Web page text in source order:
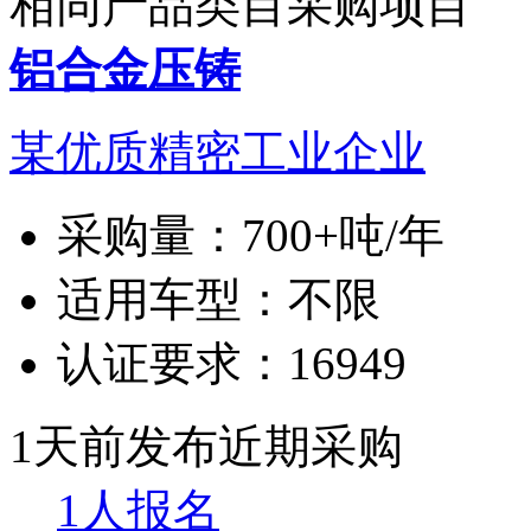
铝合金压铸
某优质精密工业企业
采购量： 700+吨/年
适用车型： 不限
认证要求： 16949
1天前发布近期采购
1人报名